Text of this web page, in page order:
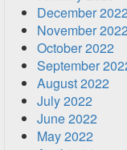
December 2022
November 2022
October 2022
September
August 2022
July 2022
June 2022
May 2022